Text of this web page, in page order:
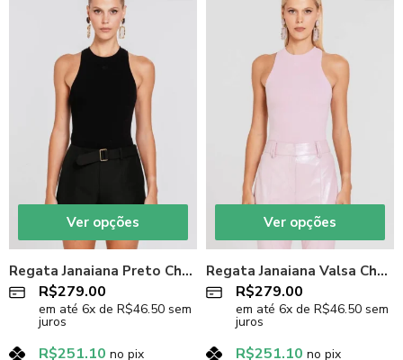
Ver opções
Regata Janaiana Preto Charth
R$279.00
em até 6x de R$46.50 sem
juros
R$251.10 no pix
Ver opções
Regata Janaiana Valsa Charth
R$279.00
em até 6x de R$46.50 sem
juros
R$251.10 no pix